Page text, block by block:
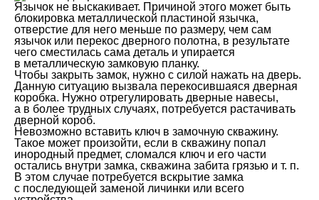
Язычок не выскакивает. Причиной этого может быть
блокировка металлической пластиной язычка,
отверстие для него меньше по размеру, чем сам
язычок или перекос дверного полотна, в результате
чего сместилась сама деталь и упирается
в металлическую замковую планку.
Чтобы закрыть замок, нужно с силой нажать на дверь.
Данную ситуацию вызвала перекосившаяся дверная
коробка. Нужно отрегулировать дверные навесы,
а в более трудных случаях, потребуется растачивать
дверной короб.
Невозможно вставить ключ в замочную скважину.
Такое может произойти, если в скважину попал
инородный предмет, сломался ключ и его части
остались внутри замка, скважина забита грязью и т. п.
В этом случае потребуется вскрытие замка
с последующей заменой личинки или всего